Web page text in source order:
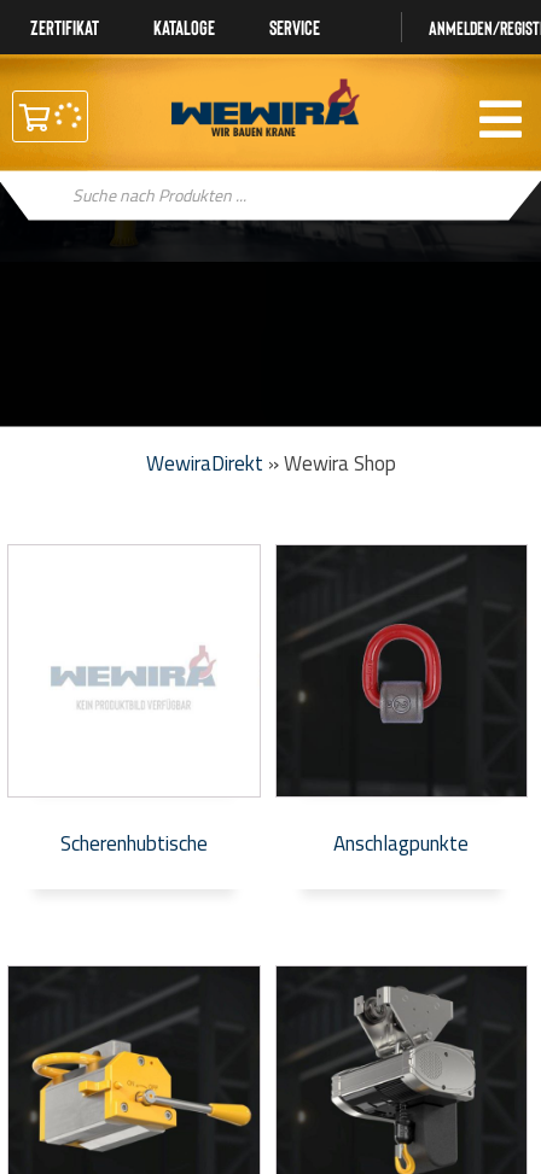
Zertifikat Kataloge Service Anmelden/
Products
search
WewiraDirekt »Wewira Shop
Scherenhubtische Anschlagpunkte